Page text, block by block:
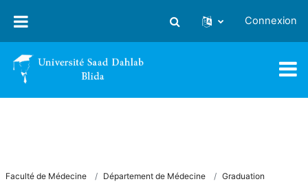
Activer/désactiver la saisie
Connexion
Faculté de Médecine Département de Médecine
Graduation